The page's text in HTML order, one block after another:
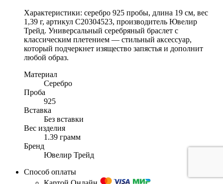
Характеристики: серебро 925 пробы, длина 19 см, вес
1,39 г, артикул С20304523, производитель Ювелир
Трейд. Универсальный серебряный браслет с
классическим плетением — стильный аксессуар,
который подчеркнет изящество запястья и дополнит
любой образ.
Материал
Серебро
Проба
925
Вставка
Без вставки
Вес изделия
1.39 грамм
Бренд
Ювелир Трейд
Способ оплаты